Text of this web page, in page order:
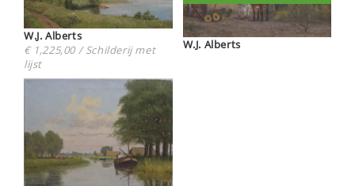
W.J. Alberts
€ 1,225,00 / Schilderij met
lijst
W.J. Alberts